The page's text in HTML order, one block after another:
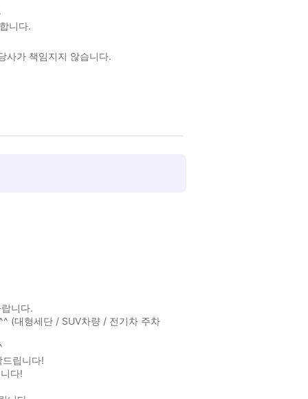
니다.
사가 책임지지 않습니다.
니다.
(대형세단 / SUV차량 / 전기차 주차
립니다!
다!